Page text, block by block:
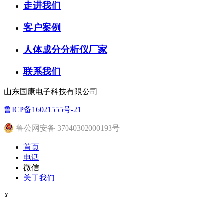
走进我们
客户案例
人体成分分析仪厂家
联系我们
山东国康电子科技有限公司
鲁ICP备16021555号-21
鲁公网安备 37040302000193号
首页
电话
微信
关于我们